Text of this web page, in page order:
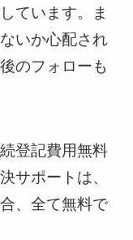
ています。ま
いか心配され
のフォローも
登記費用無料
サポートは、
、全て無料で